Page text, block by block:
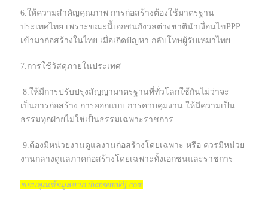
6.ให้ความสำคัญคุณภาพ การก่อสร้างต้องใช้มาตรฐาน
ประเทศไทย เพราะขณะนี้เอกชนกังวลต่างชาตินำเงื่อนไขPPP
เข้ามาก่อสร้างในไทย เมื่อเกิดปัญหา กลับโทษผู้รับเหมาไทย
7.การใช้วัสดุภายในประเทศ
8.ให้มีการปรับปรุงสัญญามาตรฐานที่ทั่วโลกใช้กันไม่ว่าจะ
เป็นการก่อสร้าง การออกแบบ การควบคุมงาน ให้มีความเป็น
ธรรมทุกฝ่ายไม่ใช่เป็นธรรมเฉพาะราชการ
9.ต้องมีหน่วยงานดูแลงานก่อสร้างโดยเฉพาะ หรือ ควรมีหน่วย
งานกลางดูแลภาคก่อสร้างโดยเฉพาะทั้งเอกชนและราชการ
ขอบคุณข้อมูลจาก thansettakij.com